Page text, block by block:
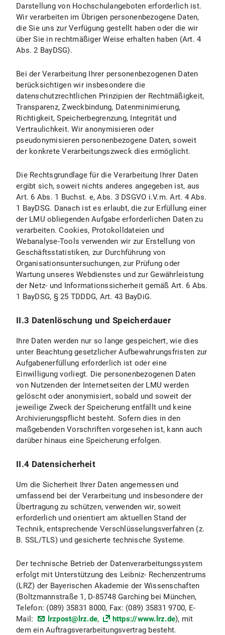
II.1 Datenschutzbestimmungen zu Einsatz und Verwendung von Facebook und Facebook-Icons
II.1.1 Umfang und Zweck der Datenverarbeitung
II.1.2 Rechtsgrundlage der Datenverarbeitung
II.1.3 Dauer der Datenverarbeitung
II.1.4 Widerspruchs- und Beseitigungsmöglichkeiten
II.2 Datenschutzbestimmungen zu Einsatz und Verwendung von Instagram und Instagram-Icons
II.2.1 Umfang und Zweck der Datenverarbeitung
II.2.2 Rechtsgrundlage der Datenverarbeitung
II.2.3 Dauer der Datenverarbeitung
II.2.4 Widerspruchs- und Beseitigungsmöglichkeiten
II.3 Datenschutzbestimmungen zu Einsatz und Verwendung von Bluesky und Bluesky-Icons
II.3.1 Umfang und Zweck der Datenverarbeitung
II.3.2 Rechtsgrundlage der Datenverarbeitung
II.3.3 Dauer der Datenverarbeitung
II.3.4 Widerspruchs- und Beseitigungsmöglichkeiten
II.4 Datenschutzbestimmungen zu Einsatz und Verwendung von X (vormals Twitter) und X-Icons
II.4.1 Umfang und Zweck der Datenverarbeitung
II.4.2 Rechtsgrundlage der Datenverarbeitung
II.4.3 Dauer der Datenverarbeitung
II.4.4 Widerspruchs- und Beseitigungsmöglichkeiten
II.5 Datenschutzbestimmungen zu Einsatz und Verwendung von YouTube und YouTube-Icons
II.5.3 Dauer der Datenverarbeitung
II.5.4 Widerspruchs- und Beseitigungsmöglichkeiten
III. Datenverarbeitung im Rahmen des „Online-Spendentool zur Unterstützung der Forschung und Lehre an der LMU München"
III.2 Rechtsgrundlage der Datenverarbeitung
III.3 Dauer der Datenverarbeitung
III.4 Widerspruchs- und Beseitigungsmöglichkeiten
Darstellung von Hochschulangeboten erforderlich ist.
Wir verarbeiten im Übrigen personenbezogene Daten,
die Sie uns zur Verfügung gestellt haben oder die wir
über Sie in rechtmäßiger Weise erhalten haben (Art. 4
Abs. 2 BayDSG).
Bei der Verarbeitung Ihrer personenbezogenen Daten
berücksichtigen wir insbesondere die
datenschutzrechtlichen Prinzipien der Rechtmäßigkeit,
Transparenz, Zweckbindung, Datenminimierung,
Richtigkeit, Speicherbegrenzung, Integrität und
Vertraulichkeit. Wir anonymisieren oder
pseudonymisieren personenbezogene Daten, soweit
der konkrete Verarbeitungszweck dies ermöglicht.
Die Rechtsgrundlage für die Verarbeitung Ihrer Daten
ergibt sich, soweit nichts anderes angegeben ist, aus
Art. 6 Abs. 1 Buchst. e, Abs. 3 DSGVO i.V.m. Art. 4 Abs.
1 BayDSG. Danach ist es erlaubt, die zur Erfüllung einer
der LMU obliegenden Aufgabe erforderlichen Daten zu
verarbeiten. Cookies, Protokolldateien und
Webanalyse-Tools verwenden wir zur Erstellung von
Geschäftsstatistiken, zur Durchführung von
Organisationsuntersuchungen, zur Prüfung oder
Wartung unseres Webdienstes und zur Gewährleistung
der Netz- und Informationssicherheit gemäß Art. 6 Abs.
1 BayDSG, § 25 TDDDG, Art. 43 BayDiG.
II.3 Datenlöschung und Speicherdauer
Ihre Daten werden nur so lange gespeichert, wie dies
unter Beachtung gesetzlicher Aufbewahrungsfristen zur
Aufgabenerfüllung erforderlich ist oder eine
Einwilligung vorliegt. Die personenbezogenen Daten
von Nutzenden der Internetseiten der LMU werden
gelöscht oder anonymisiert, sobald und soweit der
jeweilige Zweck der Speicherung entfällt und keine
Archivierungspflicht besteht. Sofern dies in den
maßgebenden Vorschriften vorgesehen ist, kann auch
darüber hinaus eine Speicherung erfolgen.
II.4 Datensicherheit
Um die Sicherheit Ihrer Daten angemessen und
umfassend bei der Verarbeitung und insbesondere der
Übertragung zu schützen, verwenden wir, soweit
erforderlich und orientiert am aktuellen Stand der
Technik, entsprechende Verschlüsselungsverfahren (z.
B. SSL/TLS) und gesicherte technische Systeme.
Der technische Betrieb der Datenverarbeitungssystem
erfolgt mit Unterstützung des Leibniz- Rechenzentrums
(LRZ) der Bayerischen Akademie der Wissenschaften
(Boltzmannstraße 1, D-85748 Garching bei München,
Telefon: (089) 35831 8000, Fax: (089) 35831 9700, E-
Mail:
lrzpost@lrz.de, https://www.lrz.de), mit
dem ein Auftragsverarbeitungsvertrag besteht.